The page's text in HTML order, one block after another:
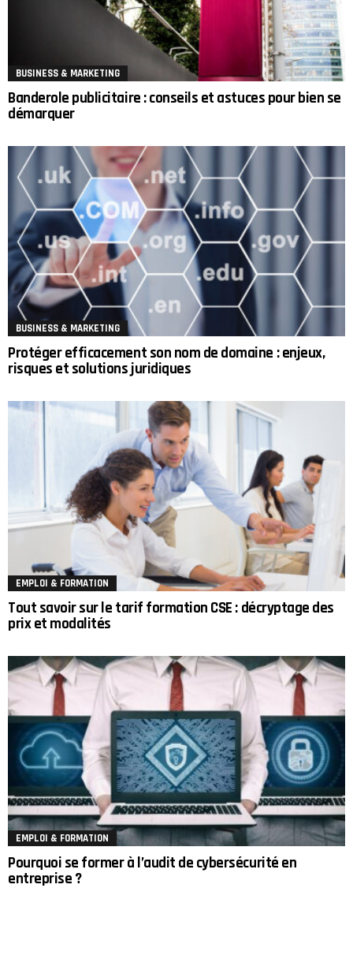
BUSINESS & MARKETING
Banderole publicitaire : conseils et astuces pour bien se
démarquer
BUSINESS & MARKETING
Protéger efficacement son nom de domaine : enjeux,
risques et solutions juridiques
EMPLOI & FORMATION
Tout savoir sur le tarif formation CSE : décryptage des
prix et modalités
EMPLOI & FORMATION
Pourquoi se former à l’audit de cybersécurité en
entreprise ?